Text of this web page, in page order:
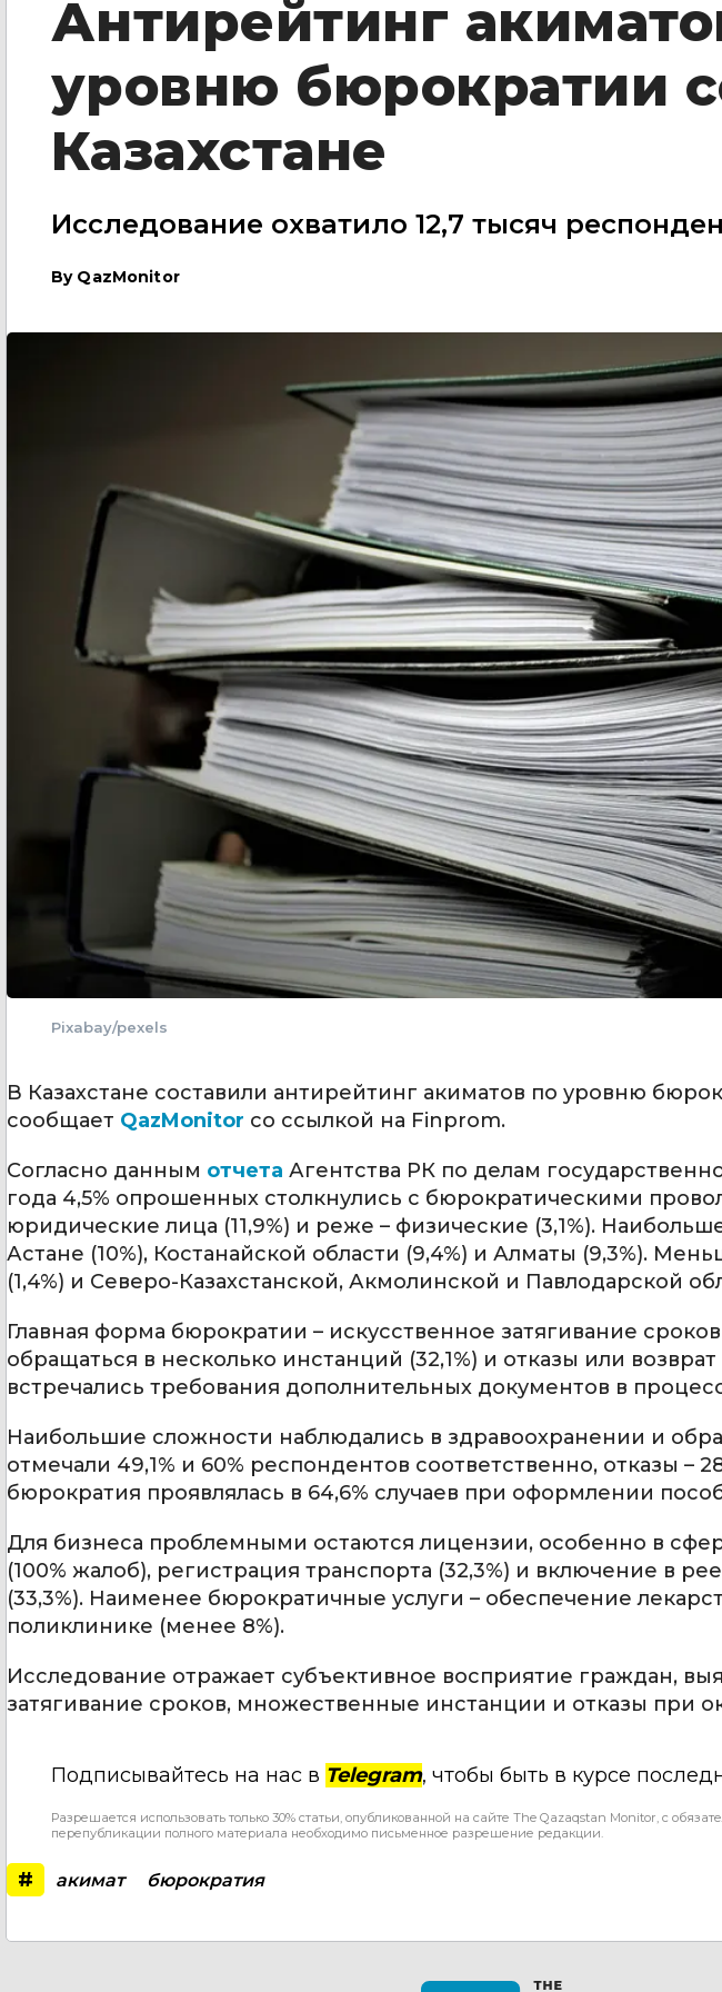
Антирейтинг
уровню бюрократии
Казахстане
Исследование охватило 12,7 тысяч
By QazMonitor
Pixabay/pexels
В Казахстане составили антирейтинг акиматов по уровню
сообщает QazMonitor со ссылкой на Finprom.
Согласно данным отчета Агентства РК по делам
года 4,5% опрошенных столкнулись с бюрократическими
юридические лица (11,9%) и реже – физические (3,1%).
Астане (10%), Костанайской области (9,4%) и Алматы (9,3%).
(1,4%) и Северо-Казахстанской, Акмолинской и Павлодарской
Главная форма бюрократии – искусственное затягивание
обращаться в несколько инстанций (32,1%) и отказы или
встречались требования дополнительных документов в
Наибольшие сложности наблюдались в здравоохранении и
отмечали 49,1% и 60% респондентов соответственно, отказы –
бюрократия проявлялась в 64,6% случаев при оформлении
Для бизнеса проблемными остаются лицензии, особенно в
(100% жалоб), регистрация транспорта (32,3%) и включение в
(33,3%). Наименее бюрократичные услуги – обеспечение
поликлинике (менее 8%).
Исследование отражает субъективное восприятие граждан,
затягивание сроков, множественные инстанции и отказы при
Подписывайтесь на нас в Telegram, чтобы быть в курсе
Разрешается использовать только 30% статьи, опубликованной на сайте The Qazaqstan Monitor, с
перепубликации полного материала необходимо письменное разрешение редакции.
# акимат бюрократия